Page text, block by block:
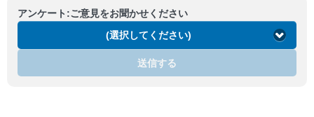
アンケート:ご意見をお聞かせください
(選択してください)
送信する